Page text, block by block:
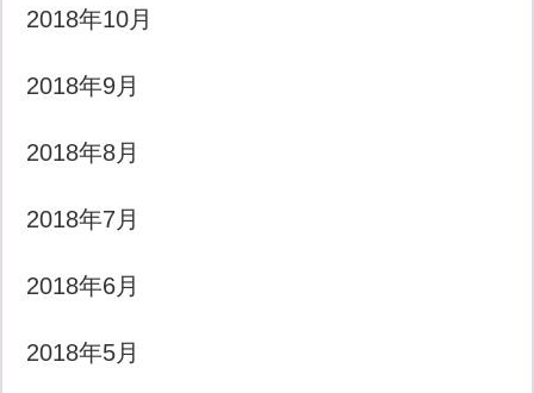
2018年10月
2018年9月
2018年8月
2018年7月
2018年6月
2018年5月